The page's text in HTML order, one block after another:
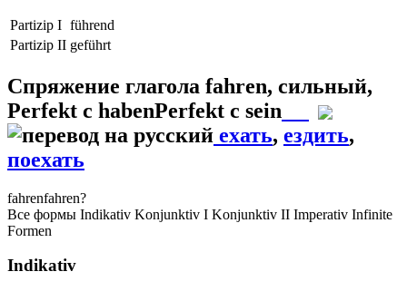
Partizip I führend
Partizip II geführt
Спряжение глагола fahren, сильный,
Perfekt с habenPerfekt с sein
ехать, ездить,
поехать
fahrenfahren?
Все формы Indikativ Konjunktiv I Konjunktiv II Imperativ Infinite
Formen
Indikativ